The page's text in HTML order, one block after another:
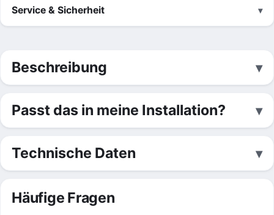
Service & Sicherheit
Beschreibung
Passt das in meine Installation?
Technische Daten
Häufige Fragen